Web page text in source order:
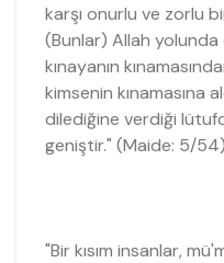
karşı onurlu ve zorlu
(Bunlar) Allah
kınayanın
kimsenin kınamasına
dilediğine verdiği
geniştir." (Maide: 5/54)
"Bir kısım insanlar,